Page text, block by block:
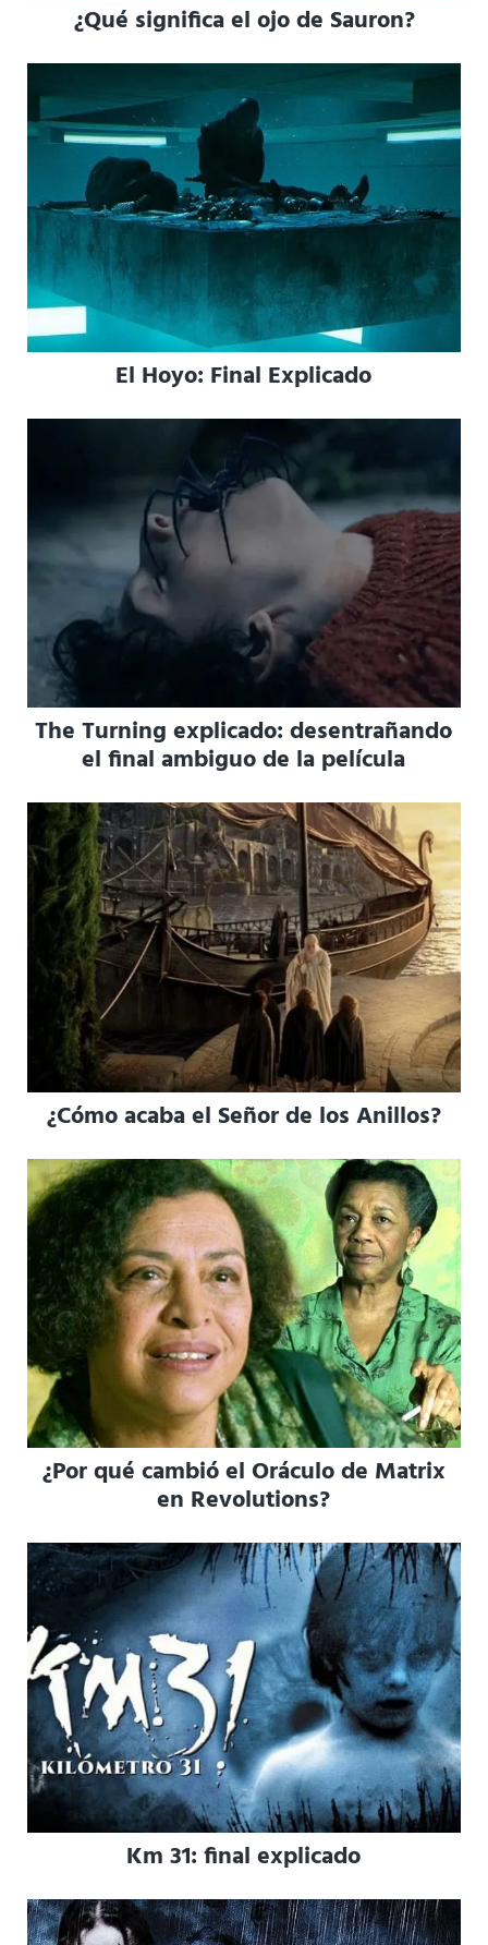
¿Qué significa el ojo de Sauron?
El Hoyo: Final Explicado
The Turning explicado: desentrañando
el final ambiguo de la película
¿Cómo acaba el Señor de los Anillos?
¿Por qué cambió el Oráculo de Matrix
en Revolutions?
Km 31: final explicado